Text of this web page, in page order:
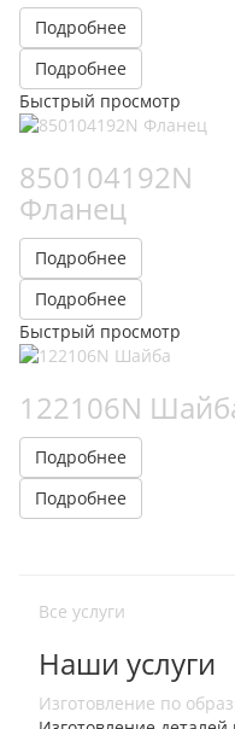
Подробнее
Подробнее
Быстрый просмотр
850104192N
Фланец
Подробнее
Подробнее
Быстрый просмотр
122106N
Подробнее
Подробнее
Все услуги
Наши услуги
Изготовление по